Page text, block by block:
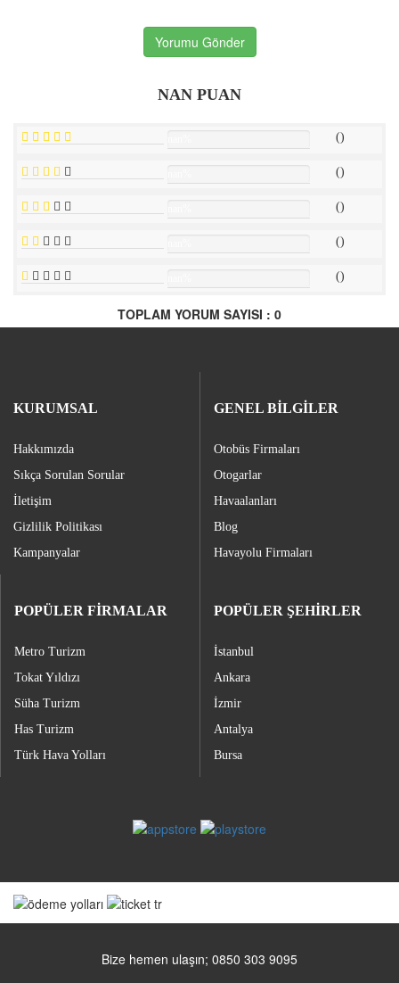
Yorumu Gönder
NAN PUAN
()
()
()
()
()
TOPLAM YORUM SAYISI : 0
KURUMSAL
Hakkımızda
Sıkça Sorulan Sorular
İletişim
Gizlilik Politikası
Kampanyalar
GENEL BİLGİLER
Otobüs Firmaları
Otogarlar
Havaalanları
Blog
Havayolu Firmaları
POPÜLER FİRMALAR
Metro Turizm
Tokat Yıldızı
Süha Turizm
Has Turizm
Türk Hava Yolları
POPÜLER ŞEHİRLER
İstanbul
Ankara
İzmir
Antalya
Bursa
Bize hemen ulaşın; 0850 303 9095